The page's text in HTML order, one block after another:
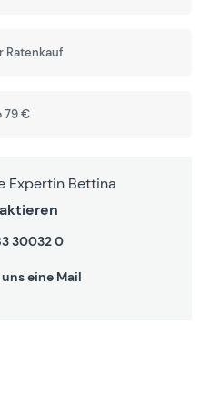
Ratenkauf
79 €
Expertin Bettina
30032 0
eine Mail